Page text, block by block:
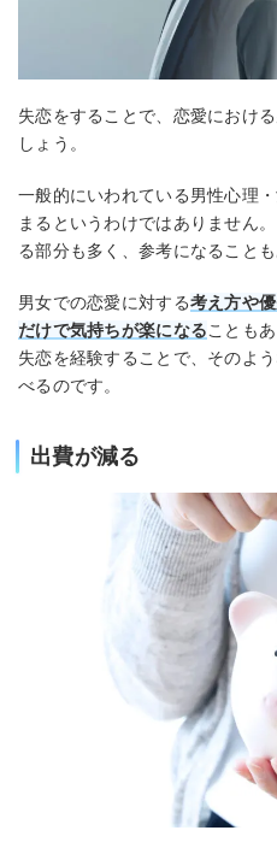
失恋をすることで、恋愛におけ
しょう。
一般的にいわれている男性心理
まるというわけではありません
る部分も多く、参考になることも
男女での恋愛に対する考え方や
だけで気持ちが楽になることもあ
失恋を経験することで、そのよ
べるのです。
出費が減る